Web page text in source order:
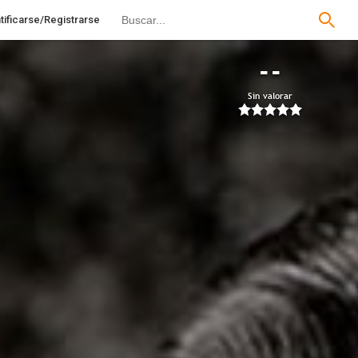
Registrarse
--
Sin valorar